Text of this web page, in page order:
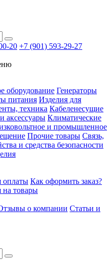
20 +7 (901) 593-29-27
оборудование Генераторы
питания Изделия для
техника Кабеленесущие
аксессуары Климатические
и промышленное
Прочие товары Связь,
и средства безопасности
оплаты Как оформить заказ?
на товары
о компании Статьи и